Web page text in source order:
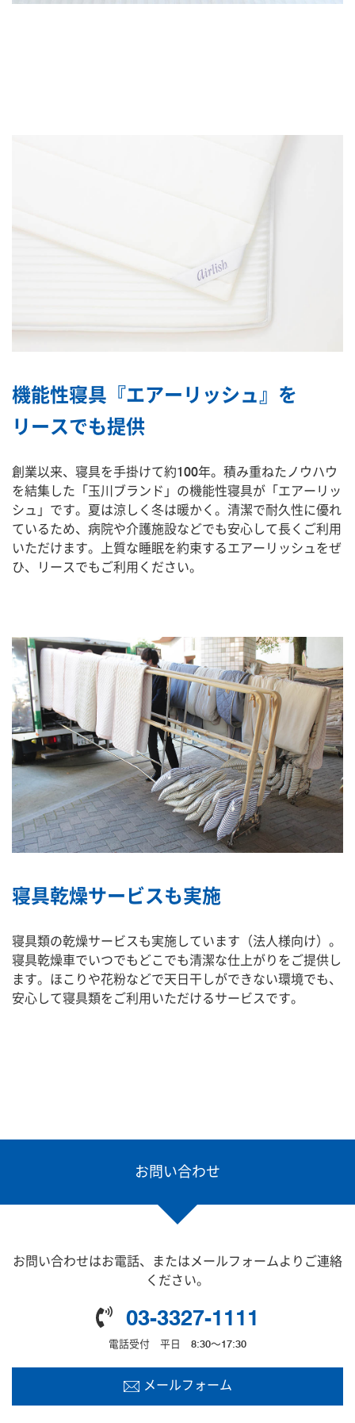
機能性寝具『エアーリッシュ』を
リースでも提供
創業以来、寝具を手掛けて約100年。 積み重ねたノウハウ
を結集した「玉川ブランド」の機能性寝具が「エアーリッ
シュ」です。 夏は涼しく冬は暖かく。清潔で耐久性に優れ
ているため、病院や介護施設などでも安心して長くご利用
いただけます。上質な睡眠を約束するエアーリッシュをぜ
ひ、リースでもご利用ください。
寝具乾燥サービスも実施
寝具類の乾燥サービスも実施しています（法人様向け）。
寝具乾燥車でいつでもどこでも清潔な仕上がりをご提供し
ます。ほこりや花粉などで天日干しができない環境でも、
安心して寝具類をご利用いただけるサービスです。
お問い合わせ
お問い合わせはお電話、またはメールフォームよりご連絡
ください。
03-3327-1111
電話受付 平日 8:30～17:30
メールフォーム